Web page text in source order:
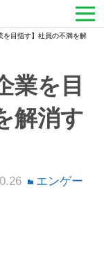
を目指す】社員の不満を解
業を目
解消す
エンゲー